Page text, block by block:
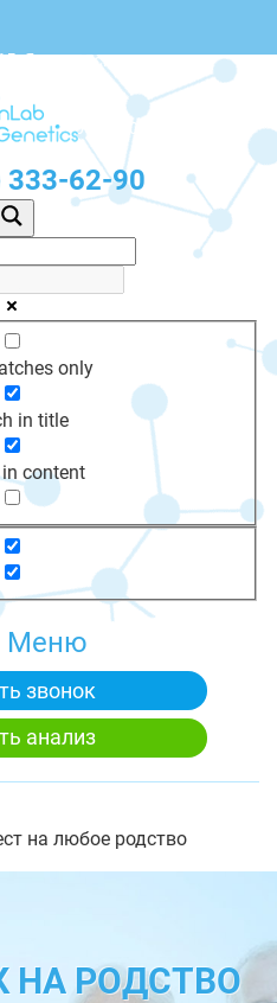
Ясногорск
до 20:00
Пт с 10:00 до 20:00
333-62-90
only
in title
content
Меню
звонок
анализ
на любое родство
НА РОДСТВО